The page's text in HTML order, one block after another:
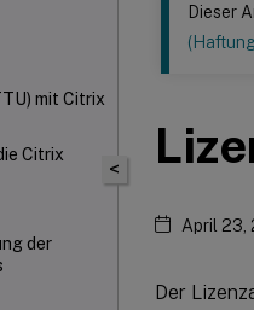
mit Citrix
Citrix
der
<
Dieser
April 23,
Der